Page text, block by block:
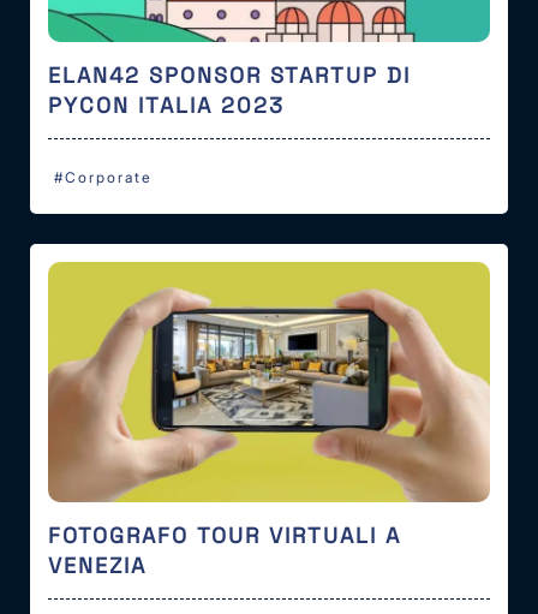
ELAN42 SPONSOR STARTUP DI
PYCON ITALIA 2023
#Corporate
FOTOGRAFO TOUR VIRTUALI A
VENEZIA